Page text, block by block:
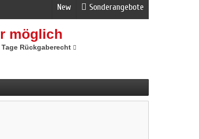
Sonderangebote
New
möglich
Tage Rückgaberecht